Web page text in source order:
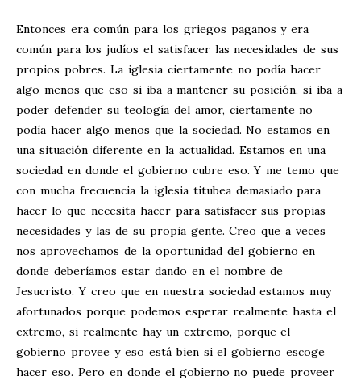
Entonces era común para los griegos paganos y era
común para los judíos el satisfacer las necesidades de sus
propios pobres. La iglesia ciertamente no podía hacer
algo menos que eso si iba a mantener su posición, si iba a
poder defender su teología del amor, ciertamente no
podía hacer algo menos que la sociedad. No estamos en
una situación diferente en la actualidad. Estamos en una
sociedad en donde el gobierno cubre eso. Y me temo que
con mucha frecuencia la iglesia titubea demasiado para
hacer lo que necesita hacer para satisfacer sus propias
necesidades y las de su propia gente. Creo que a veces
nos aprovechamos de la oportunidad del gobierno en
donde deberíamos estar dando en el nombre de
Jesucristo. Y creo que en nuestra sociedad estamos muy
afortunados porque podemos esperar realmente hasta el
extremo, si realmente hay un extremo, porque el
gobierno provee y eso está bien si el gobierno escoge
hacer eso. Pero en donde el gobierno no puede proveer